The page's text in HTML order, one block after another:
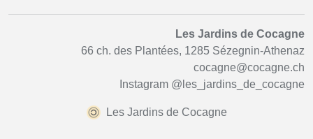
Les Jardins de Cocagne
66 ch. des Plantées, 1285 Sézegnin-Athenaz
cocagne@cocagne.ch
Instagram @les_jardins_de_cocagne
Les Jardins de Cocagne